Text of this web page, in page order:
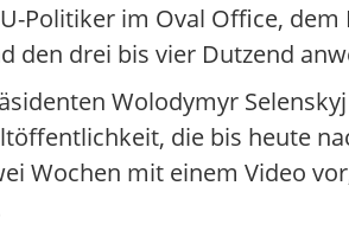
Politiker im Oval Office,
den drei bis vier Dutzend
Wolodymyr
die bis heute
Wochen mit einem Video